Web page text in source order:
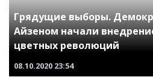
Грядущие выборы.
Айзеном начали
цветных революций
08.10.2020 23:54